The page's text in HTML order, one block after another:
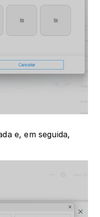
e, em seguida,